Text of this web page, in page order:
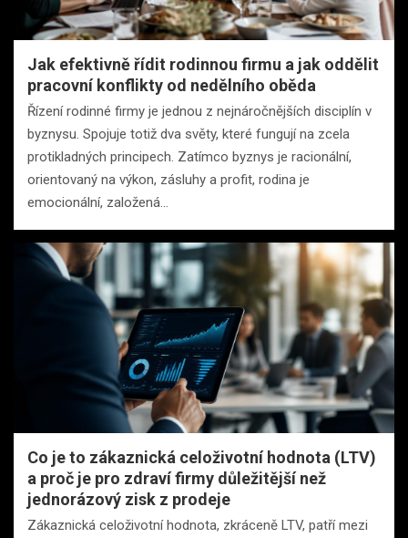
Jak efektivně řídit rodinnou firmu a jak oddělit
pracovní konflikty od nedělního oběda
Řízení rodinné firmy je jednou z nejnáročnějších disciplín v
byznysu. Spojuje totiž dva světy, které fungují na zcela
protikladných principech. Zatímco byznys je racionální,
orientovaný na výkon, zásluhy a profit, rodina je
emocionální, založená…
Co je to zákaznická celoživotní hodnota (LTV)
a proč je pro zdraví firmy důležitější než
jednorázový zisk z prodeje
Zákaznická celoživotní hodnota, zkráceně LTV, patří mezi